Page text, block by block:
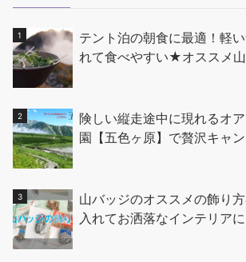
テント泊の朝食に最適！軽
れて食べやすい★オススメ
険しい縦走途中に現れるオ
園【五色ヶ原】で贅沢キャ
山バッジのオススメの飾り
入れてお洒落なインテリアに